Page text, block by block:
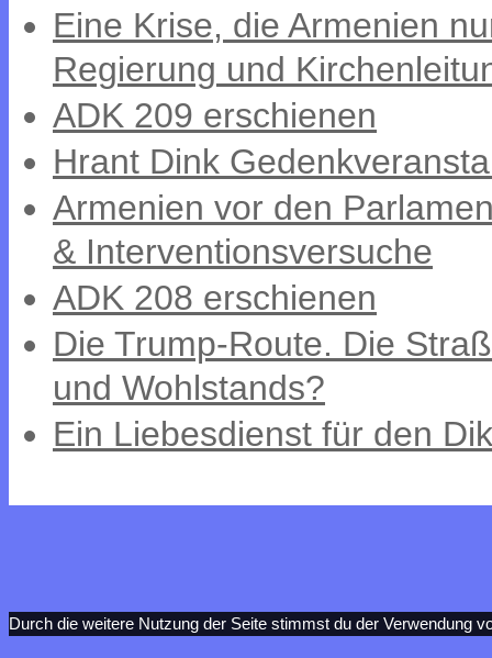
Eine Krise, die Armenien
Regierung und
ADK 209 erschienen
Hrant Dink
Armenien vor den
& Interventionsversuche
ADK 208 erschienen
Die Trump-Route. Die
und Wohlstands?
Ein Liebesdienst für den
Durch die weitere Nutzung der Seite stimmst du der Verwendung